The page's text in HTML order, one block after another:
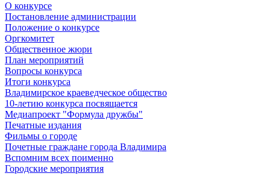
О конкурсе
Постановление администрации
Положение о конкурсе
Оргкомитет
Общественное жюри
План мероприятий
Вопросы конкурса
Итоги конкурса
Владимирское краеведческое общество
10-летию конкурса посвящается
Медиапроект "Формула дружбы"
Печатные издания
Фильмы о городе
Почетные граждане города Владимира
Вспомним всех поименно
Городские мероприятия